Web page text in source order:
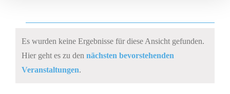
Veranstaltungen
Hinweis
Es wurden keine Ergebnisse für diese Ansicht gefunden.
Hier geht es zu den nächsten bevorstehenden
Veranstaltungen.